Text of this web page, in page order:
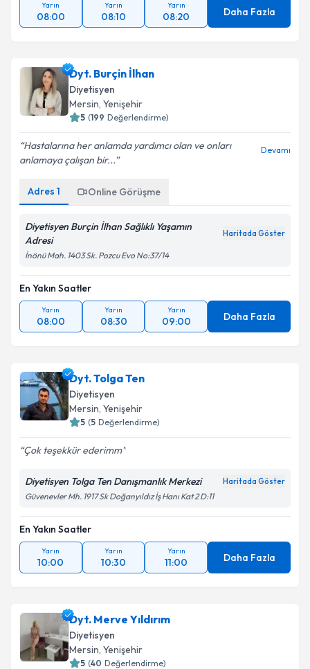
Yarın
08:00
Yarın
08:10
Yarın
08:20 Daha Fazla
Dyt. Burçin İlhan
Diyetisyen
Mersin, Yenişehir
5 (199 Değerlendirme)
Hastalarına her anlamda yardımcı olan ve onları
anlamaya çalışan bir...
Devamı
Adres 1 Online Görüşme
Diyetisyen Burçin İlhan Sağlıklı Yaşamın
Adresi
Haritada Göster
İnönü Mah. 1403 Sk. Pozcu Evo No:37/14
En Yakın Saatler
Yarın
08:00
Yarın
08:30
Yarın
09:00 Daha Fazla
Dyt. Tolga Ten
Diyetisyen
Mersin, Yenişehir
5 (5 Değerlendirme)
Çok teşekkür ederimm
Diyetisyen Tolga Ten Danışmanlık Merkezi Haritada Göster
Güvenevler Mh. 1917 Sk Doğanyıldız İş Hanı Kat 2 D:11
En Yakın Saatler
Yarın
10:00
Yarın
10:30
Yarın
11:00 Daha Fazla
Dyt. Merve Yıldırım
Diyetisyen
Mersin, Yenişehir
5 (40 Değerlendirme)